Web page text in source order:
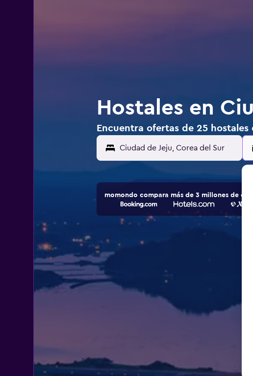
Hostales en
Encuentra ofertas de 25
momondo compara más de 3 millones de